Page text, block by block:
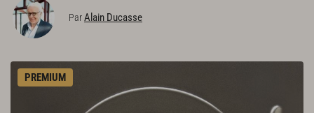
ParAlain Ducasse
PREMIUM